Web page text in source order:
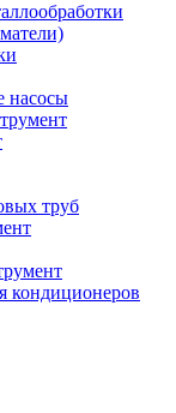
насосы
труб
кондиционеров